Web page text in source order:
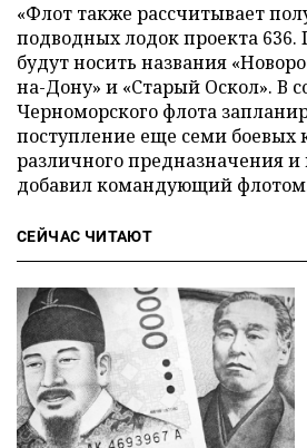
«Флот также рассчитывает
подводных лодок проекта
будут носить названия
на-Дону» и «Старый Оскол». В
Черноморского флота
поступление еще семи боевых
различного предназначения
добавил командующий
СЕЙЧАС ЧИТАЮТ